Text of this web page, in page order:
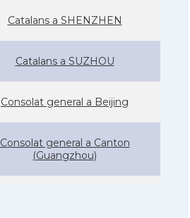
Catalans a SHENZHEN
Catalans a SUZHOU
Consolat general a Beijing
Consolat general a Canton
(Guangzhou)